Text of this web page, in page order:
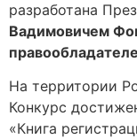
разработана
Вадимовичем
На территории
Конкурс
«Книга